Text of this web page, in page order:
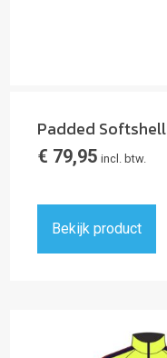
Padded Softshell
€ 79,95 incl. btw.
Bekijk product